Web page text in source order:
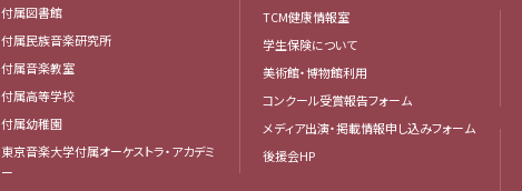
付属図書館
付属民族音楽研究所
付属音楽教室
付属高等学校
付属幼稚園
東京音楽大学付属オーケストラ・アカデミ
ー
TCM健康情報室
学生保険について
美術館・博物館利用
コンクール受賞報告フォーム
メディア出演・掲載情報申し込みフォーム
後援会HP